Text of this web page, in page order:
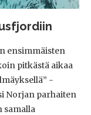
ensimmäisten
pitkästä aikaa
-
Norjan parhaiten
samalla